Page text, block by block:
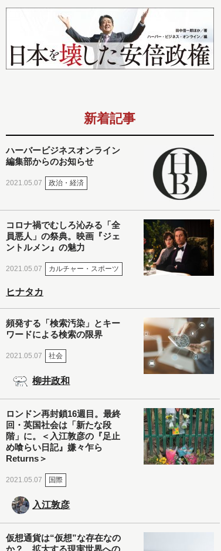
新着記事
ハーバービジネスオンライン
編集部からのお知らせ
2021.05.07 政治・経済
コロナ禍でむしろ沁みる「全
員悪人」の祭典。映画『ジェ
ントルメン』の魅力
2021.05.07 カルチャー・スポーツ
ヒナタカ
頻発する「検索汚染」とキー
ワードによる検索の限界
2021.05.07 社会
柳井政和
ロンドン再封鎖16週目。最終
回・英国社会は「新たな段
階」に。＜入江敦彦の『足止
め喰らい日記』嫌々乍ら
Returns＞
2021.05.07 国際
入江敦彦
仮想通貨は“仮想”な存在なの
か？ 拡大する現実世界への